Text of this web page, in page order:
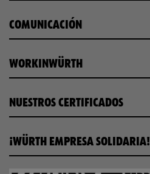
COMUNICACIÓN
WORKINWÜRTH
NUESTROS CERTIFICADOS
¡WÜRTH EMPRESA SOLIDARIA!